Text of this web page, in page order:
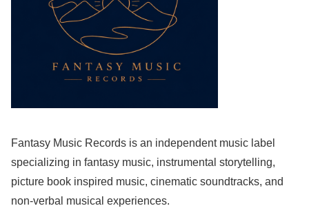
Fantasy Music Records is an independent music label
specializing in fantasy music, instrumental storytelling,
picture book inspired music, cinematic soundtracks, and
non-verbal musical experiences.